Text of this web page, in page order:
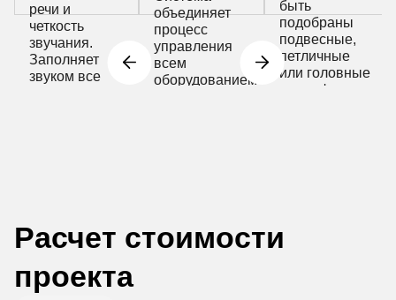
речи и
четкость
звучания.
Заполняет
звуком все
объединяет
процесс
управления
всем
оборудованием
быть
подобраны
подвесные,
петличные
или головные
микрофоны
Расчет стоимости
проекта